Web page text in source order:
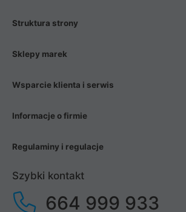
Struktura strony
Sklepy marek
Wsparcie klienta i serwis
Informacje o firmie
Regulaminy i regulacje
Szybki kontakt
664 999 933